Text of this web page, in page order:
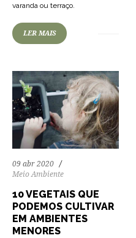
varanda ou terraço.
LER MAIS
09 abr 2020
Meio Ambiente
10 VEGETAIS QUE
PODEMOS CULTIVAR
EM AMBIENTES
MENORES